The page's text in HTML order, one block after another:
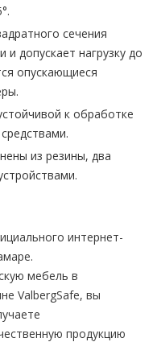
сечения
допускает нагрузку до
опускающиеся
к обработке
из резины, два
интернет-
мебель в
ValbergSafe, вы
продукцию